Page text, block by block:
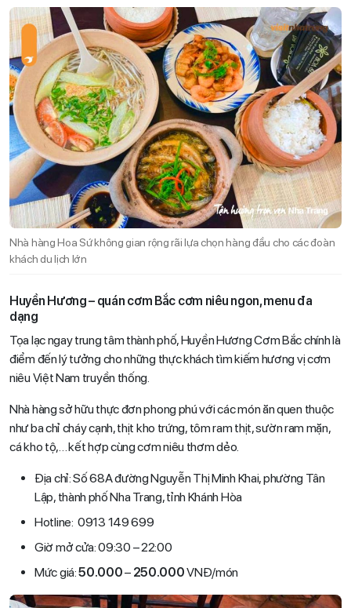
Nhà hàng Hoa Sứ không gian rộng rãi lựa chọn hàng đầu cho các đoàn
khách du lịch lớn
Huyền Hương – quán cơm Bắc cơm niêu ngon, menu đa
dạng
Tọa lạc ngay trung tâm thành phố, Huyền Hương Cơm Bắc chính là
điểm đến lý tưởng cho những thực khách tìm kiếm hương vị cơm
niêu Việt Nam truyền thống.
Nhà hàng sở hữu thực đơn phong phú với các món ăn quen thuộc
như ba chỉ cháy cạnh, thịt kho trứng, tôm ram thịt, sườn ram mặn,
cá kho tộ,… kết hợp cùng cơm niêu thơm dẻo.
Địa chỉ: Số 68A đường Nguyễn Thị Minh Khai, phường Tân
Lập, thành phố Nha Trang, tỉnh Khánh Hòa
Hotline: 0913 149 699
Giờ mở cửa: 09:30 – 22:00
Mức giá:50.000– 250.000VNĐ/món